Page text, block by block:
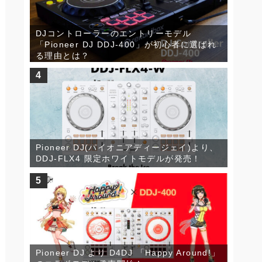
DJコントローラーのエントリーモデル
「Pioneer DJ DDJ-400」が初心者に選ばれ
る理由とは？
4
Pioneer DJ(パイオニアディージェイ)より、
DDJ-FLX4 限定ホワイトモデルが発売！
5
Pioneer DJ より D4DJ 「Happy Around!」